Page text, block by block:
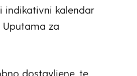
indikativni kalendar
za
dostavljene, te